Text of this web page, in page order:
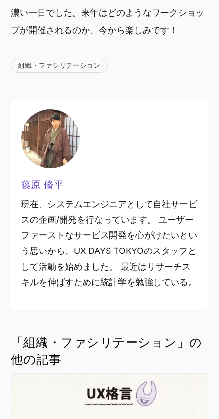
濃い一日でした。来年はどのようなワークショッ
プが開催されるのか、今から楽しみです！
組織・ファシリテーション
藤原 脩平
現在、システムエンジニアとして自社サービ
スの企画/開発を行なっています。 ユーザー
ファーストなサービス開発を心がけたいとい
う思いから、UX DAYS TOKYOのスタッフと
して活動を始めました。 最近はリサーチス
キルを伸ばすために統計学を勉強している。
「組織・ファシリテーション」の
他の記事